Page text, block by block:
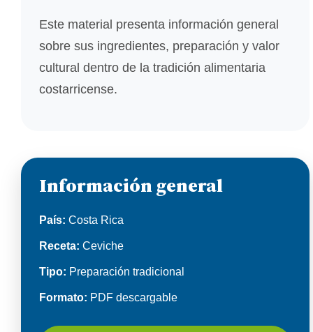
Este material presenta información general
sobre sus ingredientes, preparación y valor
cultural dentro de la tradición alimentaria
costarricense.
Información general
País: Costa Rica
Receta: Ceviche
Tipo: Preparación tradicional
Formato: PDF descargable